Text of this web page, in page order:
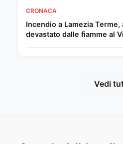
CRONACA
Incendio a Lamezia Terme,
devastato dalle fiamme al
Vedi